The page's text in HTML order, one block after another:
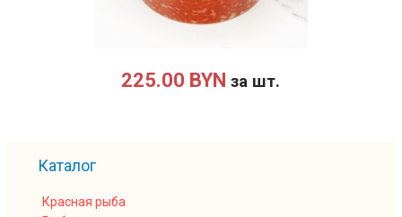
225.00 BYNза шт.
Каталог
Красная рыба